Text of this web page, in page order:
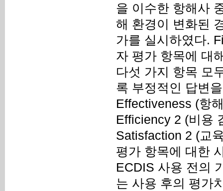
을 이수한 항해사
해 환경이 변화된
가를 실시하였다.
자 평가 항목에 대
다섯 가지 항목 모
록 부정적인 답변
Effectiveness (항
Efficiency 2 (비용
Satisfaction 2 (교
평가 항목에 대한
ECDIS 사용 전의
는 사용 후의 평가